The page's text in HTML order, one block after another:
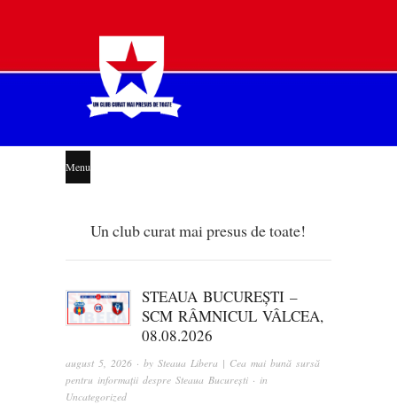
STEAUA
LIBERĂ
Menu
Un club curat mai presus de toate!
STEAUA BUCUREȘTI –
SCM RÂMNICUL VÂLCEA,
08.08.2026
august 5, 2026 · by Steaua Libera | Cea mai bună sursă
pentru informații despre Steaua București · in
Uncategorized